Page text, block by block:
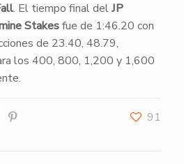
. El tiempo final delJP
Stakesfue de 1:46.20 con
de 23.40, 48.79,
los 400, 800, 1,200 y 1,600
91